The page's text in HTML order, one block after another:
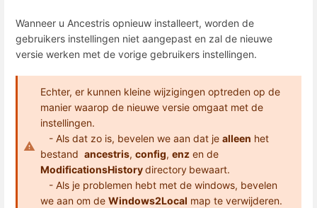
Wanneer u Ancestris opnieuw installeert, worden de
gebruikers instellingen niet aangepast en zal de nieuwe
versie werken met de vorige gebruikers instellingen.
Echter, er kunnen kleine wijzigingen optreden op de
manier waarop de nieuwe versie omgaat met de
instellingen.
- Als dat zo is, bevelen we aan dat je alleen het
bestand ancestris, config, enz en de
ModificationsHistorydirectory bewaart.
- Als je problemen hebt met de windows, bevelen
we aan om de Windows2Local map te verwijderen.